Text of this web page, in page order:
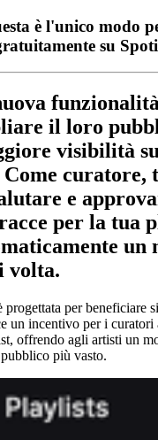
è l'unico modo
su
il loro
visibilità
curatore,
e
per la tua
un
volta.
progettata per beneficiare
un incentivo per i curatori
offrendo agli artisti un
più vasto.